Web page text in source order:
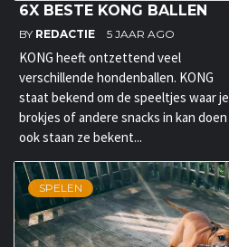
6X BESTE KONG BALLEN
BY REDACTIE 5 JAAR AGO
KONG heeft ontzettend veel
verschillende hondenballen. KONG
staat bekend om de speeltjes waar je
brokjes of andere snacks in kan doen
ook staan ze bekent...
SPELEN